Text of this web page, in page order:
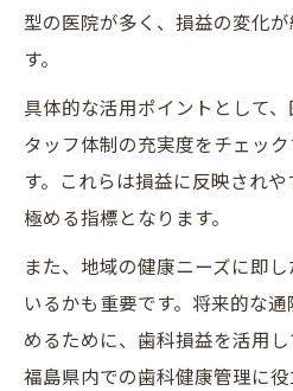
型の医院が多く、損益の変化
す。
具体的な活用ポイントとして
タッフ体制の充実度をチェッ
す。これらは損益に反映され
極める指標となります。
また、地域の健康ニーズに即
いるかも重要です。将来的な
めるために、歯科損益を活用
福島県内での歯科健康管理に役